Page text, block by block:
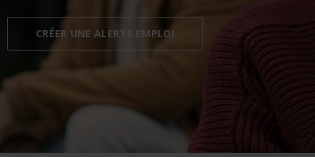
CRÉER UNE ALERTE EMPLOI